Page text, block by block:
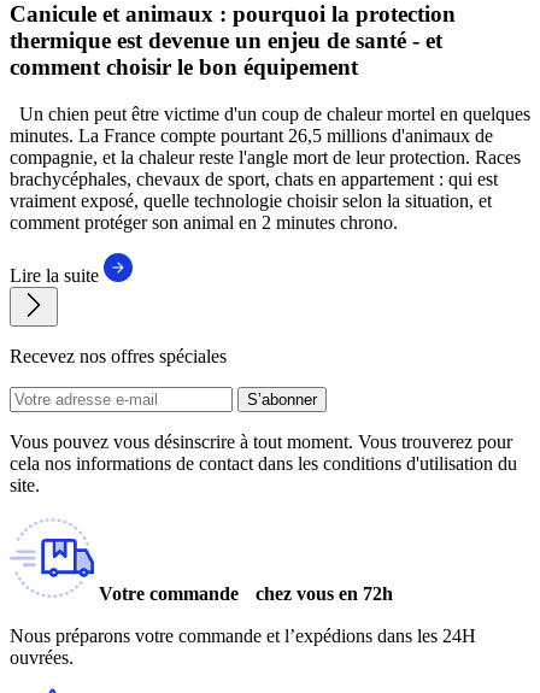
Canicule et animaux : pourquoi la protection
thermique est devenue un enjeu de santé - et
comment choisir le bon équipement
Un chien peut être victime d'un coup de chaleur mortel en quelques
minutes. La France compte pourtant 26,5 millions d'animaux de
compagnie, et la chaleur reste l'angle mort de leur protection. Races
brachycéphales, chevaux de sport, chats en appartement : qui est
vraiment exposé, quelle technologie choisir selon la situation, et
comment protéger son animal en 2 minutes chrono.
Lire la suite
Recevez nos offres spéciales
S’abonner
Vous pouvez vous désinscrire à tout moment. Vous trouverez pour
cela nos informations de contact dans les conditions d'utilisation du
site.
Votre commande chez vous en 72h
Nous préparons votre commande et l’expédions dans les 24H
ouvrées.